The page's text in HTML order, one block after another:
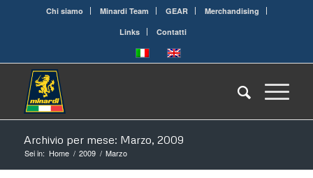
Chi siamo Minardi Team GEAR
Merchandising
Links
Contatti
Archivio per mese: Marzo, 2009
Sei in: Home / 2009 / Marzo